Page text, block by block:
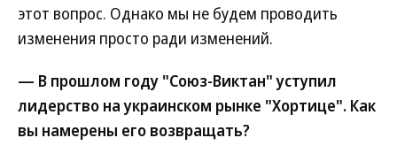
этот вопрос. Однако мы не будем проводить
изменения просто ради изменений.
— В прошлом году "Союз-Виктан" уступил
лидерство на украинском рынке "Хортице". Как
вы намерены его возвращать?